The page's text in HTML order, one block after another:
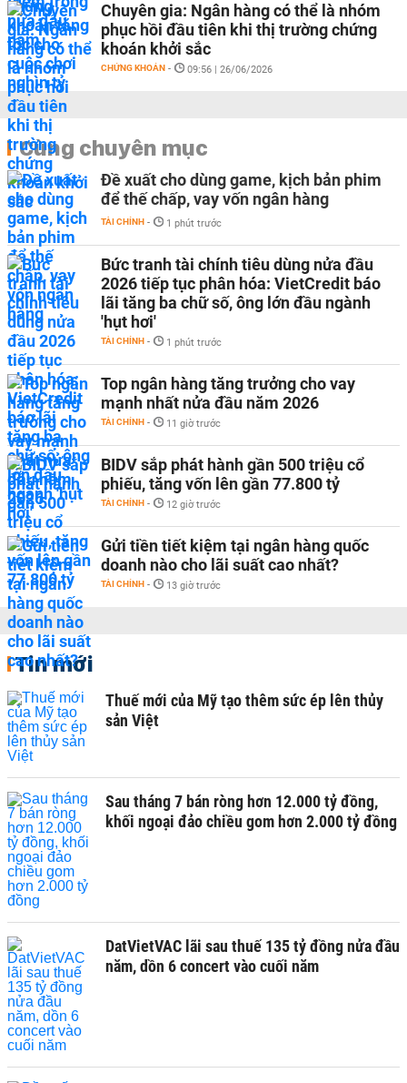
Chuyên gia: Ngân hàng có thể là nhóm
phục hồi đầu tiên khi thị trường chứng
khoán khởi sắc
CHỨNG KHOÁN - 09:56 | 26/06/2026
Cùng chuyên mục
Đề xuất cho dùng game, kịch bản phim
để thế chấp, vay vốn ngân hàng
TÀI CHÍNH - 1 phút trước
Bức tranh tài chính tiêu dùng nửa đầu
2026 tiếp tục phân hóa: VietCredit báo
lãi tăng ba chữ số, ông lớn đầu ngành
'hụt hơi'
TÀI CHÍNH - 1 phút trước
Top ngân hàng tăng trưởng cho vay
mạnh nhất nửa đầu năm 2026
TÀI CHÍNH - 11 giờ trước
BIDV sắp phát hành gần 500 triệu cổ
phiếu, tăng vốn lên gần 77.800 tỷ
TÀI CHÍNH - 12 giờ trước
Gửi tiền tiết kiệm tại ngân hàng quốc
doanh nào cho lãi suất cao nhất?
TÀI CHÍNH - 13 giờ trước
Tin mới
Thuế mới của Mỹ tạo thêm sức ép lên thủy
sản Việt
Sau tháng 7 bán ròng hơn 12.000 tỷ đồng,
khối ngoại đảo chiều gom hơn 2.000 tỷ đồng
DatVietVAC lãi sau thuế 135 tỷ đồng nửa đầu
năm, dồn 6 concert vào cuối năm